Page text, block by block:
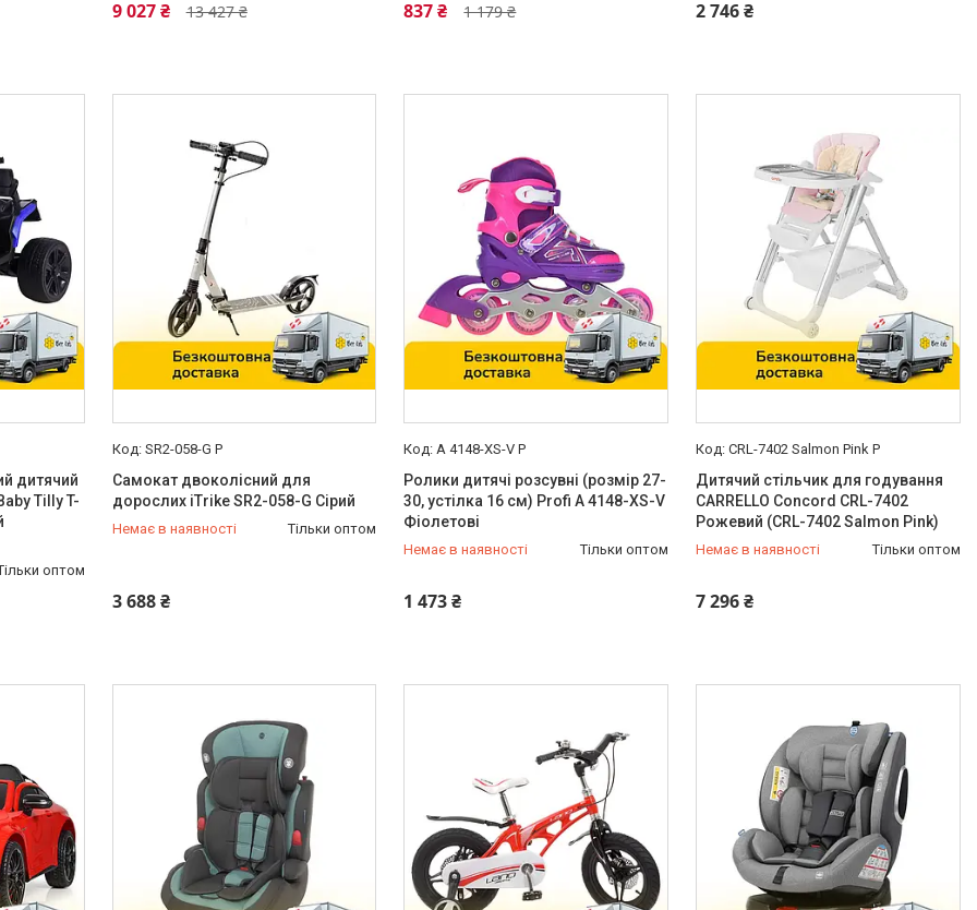
13 427 ₴
9 027 ₴ 1 179 ₴
837 ₴ 2 746 ₴
0 (800) 33-98-35
дитячий
Tilly T-
оптом
SR2-058-G P
Самокат двоколісний для
дорослих iTrike SR2-058-G Сірий
Немає в наявності Тільки оптом
3 688 ₴
0 (800) 33-98-35
A 4148-XS-V P
Ролики дитячі розсувні (розмір 27-
30, устілка 16 см) Profi A 4148-XS-V
Фіолетові
Немає в наявності Тільки оптом
1 473 ₴
0 (800) 33-98-35
CRL-7402 Salmon Pink P
Дитячий стільчик для годування
CARRELLO Concord CRL-7402
Рожевий (CRL-7402 Salmon Pink)
Немає в наявності Тільки оптом
7 296 ₴
0 (800) 33-98-35